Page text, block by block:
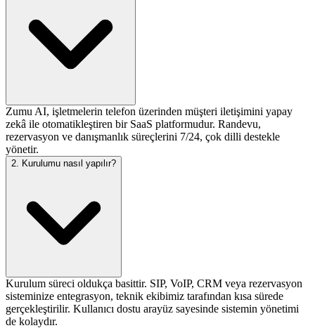
Zumu AI, işletmelerin telefon üzerinden müşteri iletişimini yapay
zekâ ile otomatikleştiren bir SaaS platformudur. Randevu,
rezervasyon ve danışmanlık süreçlerini 7/24, çok dilli destekle
yönetir.
2. Kurulumu nasıl yapılır?
Kurulum süreci oldukça basittir. SIP, VoIP, CRM veya rezervasyon
sisteminize entegrasyon, teknik ekibimiz tarafından kısa sürede
gerçekleştirilir. Kullanıcı dostu arayüz sayesinde sistemin yönetimi
de kolaydır.